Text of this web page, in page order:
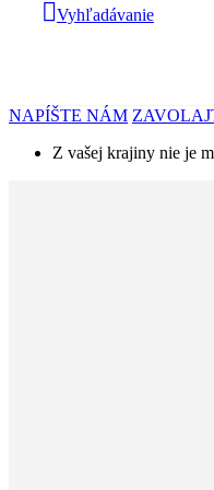
Vyhľadávanie
NAPÍŠTE NÁM
Z vašej krajiny nie je